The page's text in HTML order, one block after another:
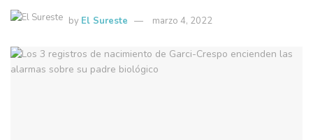
by El Sureste marzo 4, 2022